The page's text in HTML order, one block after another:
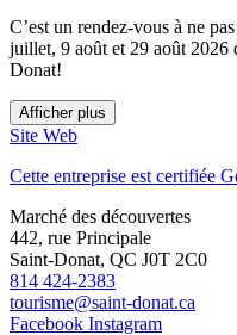
C’est un rendez-vous à ne
juillet, 9 août et 29 août 2026
Donat!
Afficher plus
Site Web
Cette entreprise est certifiée
Marché des découvertes
442, rue Principale
Saint-Donat, QC J0T 2C0
814 424-2383
tourisme@saint-donat.ca
Facebook Instagram